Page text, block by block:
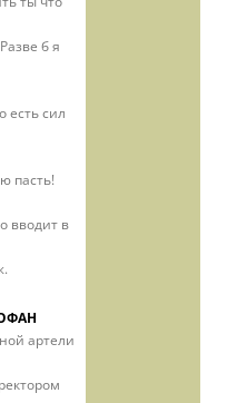
б я
есть сил
пасть!
вводит в
артели